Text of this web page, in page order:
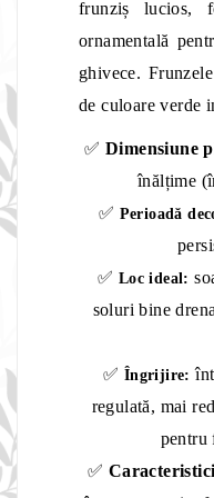
frunziș lucios,
ornamentală
ghivece.
de culoare verde
✅ Dimensiune
înălțime
✅ Perioadă
✅ Loc ideal:
soluri bine
✅ Îngrijire:
regulată, mai
pentru
✅